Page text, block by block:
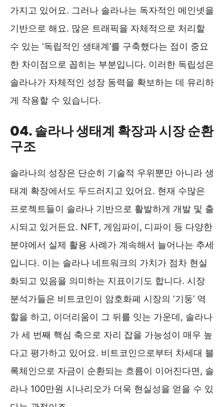
가지고 있어요. 그러나 솔라나는 독자적인 메인넷을
기반으로 해요. 많은 트래픽을 자체적으로 처리할
수 있는 ‘독립적인 생태계’를 구축했다는 점이 중요
한 차이점으로 꼽히는 부분입니다. 이러한 독립성은
솔라나가 자체적인 성장 동력을 확보하는 데 유리하
게 작용할 수 있습니다.
04. 솔라나 생태계 확장과 시장 순환
구조
솔라나의 성장은 단순히 기술적 우위뿐만 아니라 생
태계 확장에서도 두드러지고 있어요. 현재 수많은
프로젝트들이 솔라나 기반으로 활발하게 개발 및 출
시되고 있거든요. NFT, 게임파이, 디파이 등 다양한
분야에서 실제 활용 사례가 계속해서 늘어나는 추세
입니다. 이는 솔라나 네트워크의 가치가 점차 현실
화되고 있음을 의미하는 지표이기도 합니다. 시장
분석가들은 비트코인이 암호화폐 시장의 ‘기둥’ 역
할을 하고, 이더리움이 그 뒤를 잇는 가운데, 솔라나
가 세 번째 핵심 축으로 자리 잡을 가능성이 매우 높
다고 평가하고 있어요. 비트코인으로부터 차세대 블
록체인으로 자금이 순환되는 흐름이 이어진다면, 솔
라나 100만원 시나리오가 더욱 현실성을 얻을 수 있